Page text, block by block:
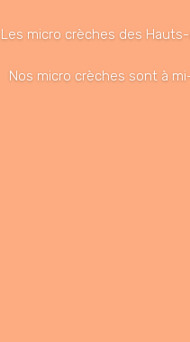
Les micro crèches des
Nos micro crèches sont à